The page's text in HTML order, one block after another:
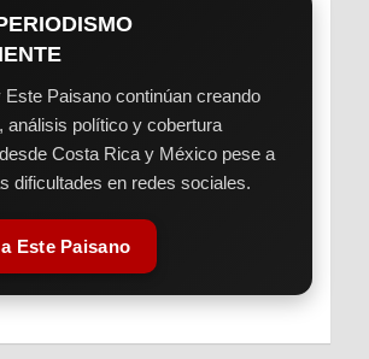
Este Paisano continúan creando
análisis político y cobertura
Costa Rica y México pese a
dificultades en redes sociales.
Este Paisano